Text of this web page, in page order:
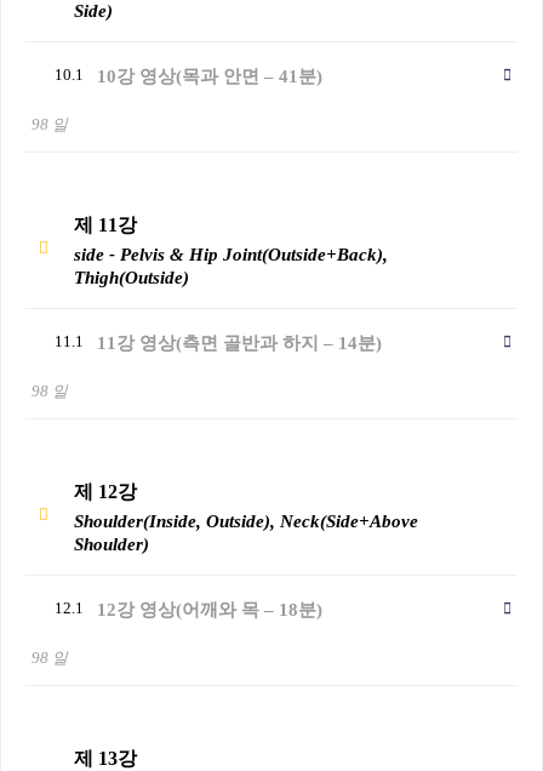
Side)
10.1 10강 영상(목과 안면 – 41분)
98 일
제 11강
side - Pelvis & Hip Joint(Outside+Back),
Thigh(Outside)
11.1 11강 영상(측면 골반과 하지 – 14분)
98 일
제 12강
Shoulder(Inside, Outside), Neck(Side+Above
Shoulder)
12.1 12강 영상(어깨와 목 – 18분)
98 일
제 13강